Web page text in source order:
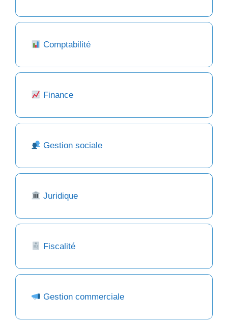
Comptabilité
Finance
Gestion sociale
Juridique
Fiscalité
Gestion commerciale